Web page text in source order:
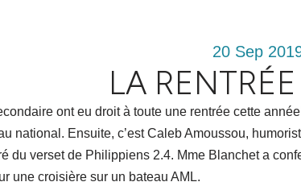
20 Sep
LA
ont eu droit à toute une rentrée cette
national. Ensuite, c’est Caleb Amoussou,
du verset de Philippiens 2.4. Mme Blanchet a
une croisière sur un bateau AML.